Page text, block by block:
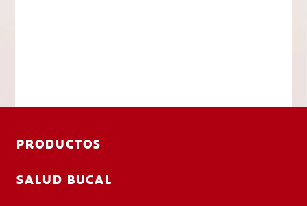
PRODUCTOS
SALUD BUCAL